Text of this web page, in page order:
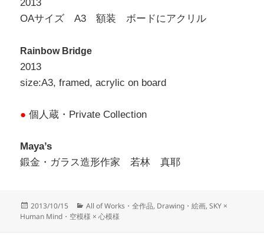
2013
OAサイズ A3 額装 ボードにアクリル
Rainbow Bridge
2013
size:A3, framed, acrylic on board
● 個人蔵・Private Collection
Maya’s
鍛金・ガラス造形作家 若林 真耶
Posted
on
2013/10/15 Categories
All of Works・全作品, Drawing・絵画,SKY ×
Human Mind・空模様 × 心模様